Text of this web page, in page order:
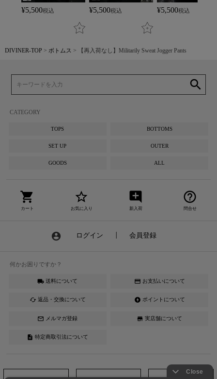
¥5,500税込 ¥5,500税込 ¥5,500税込
DIVINER-TOP ボトムス 【再入荷なし】Militarily Sweat Jogger Pants
search
CATEGORY
TOPS BOTTOMS
SET UP OUTER
GOODS ALL
shopping_cart
カート
star_border
お気に入り
add_comment
新入荷
help_outline
問合せ
account_circle ログイン 会員登録
何かお困りですか？
local_shipping 送料について credit_card お支払いについて
cached 返品・交換について offline_bolt ポイントについて
mail_outline メルマガ登録 store 実店舗について
description 特定商取引法について